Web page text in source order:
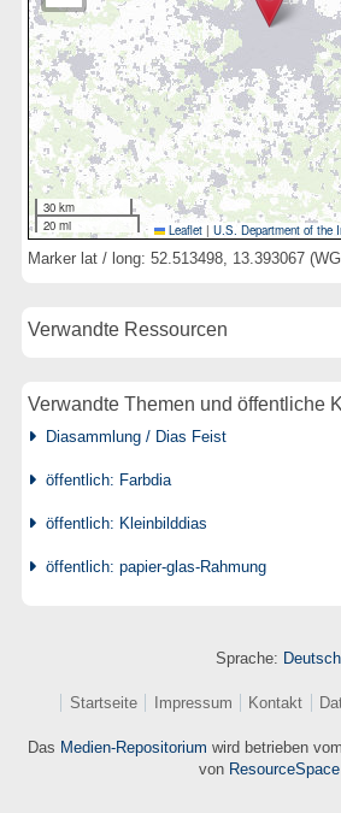
30 km
20 mi
Leaflet | U.S. Department of the
Marker lat / long: 52.513498, 13.393067
Verwandte Ressourcen
Verwandte Themen und öffentliche
Diasammlung / Dias Feist
öffentlich: Farbdia
öffentlich: Kleinbilddias
öffentlich: papier-glas-Rahmung
Sprache: Deutsch
Startseite Impressum Kontakt
Das Medien-Repositorium wird betrieben vom
von ResourceSpace